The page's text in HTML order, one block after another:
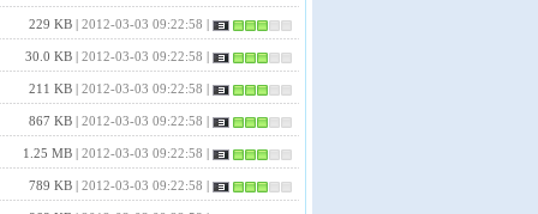
229 KB | 2012-03-03 09:22:58 |
30.0 KB | 2012-03-03 09:22:58 |
211 KB | 2012-03-03 09:22:58 |
867 KB | 2012-03-03 09:22:58 |
1.25 MB | 2012-03-03 09:22:58 |
789 KB | 2012-03-03 09:22:58 |